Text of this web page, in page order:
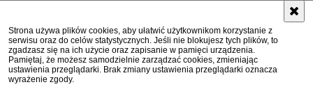
Strona używa plików cookies, aby ułatwić użytkownikom korzystanie z
serwisu oraz do celów statystycznych. Jeśli nie blokujesz tych plików, to
zgadzasz się na ich użycie oraz zapisanie w pamięci urządzenia.
Pamiętaj, że możesz samodzielnie zarządzać cookies, zmieniając
ustawienia przeglądarki. Brak zmiany ustawienia przeglądarki oznacza
wyrażenie zgody.